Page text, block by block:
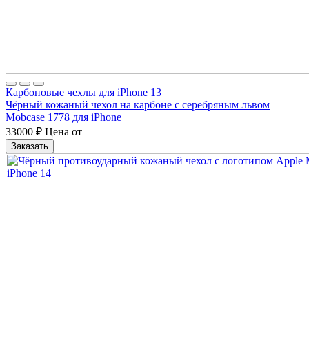
Карбоновые чехлы для iPhone 13
Чёрный кожаный чехол на карбоне с серебряным львом
Mobcase 1778 для iPhone
33000 ₽ Цена от
Заказать